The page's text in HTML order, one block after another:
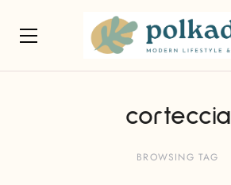
corteccia
BROWSING TAG